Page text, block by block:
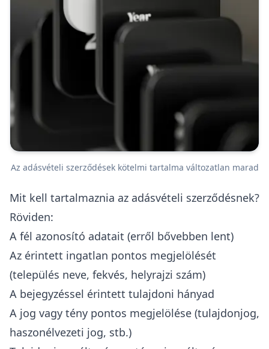
Az adásvételi szerződések kötelmi tartalma változatlan marad
Mit kell tartalmaznia az adásvételi szerződésnek?
Röviden:
A fél azonosító adatait (erről bővebben lent)
Az érintett ingatlan pontos megjelölését
(település neve, fekvés, helyrajzi szám)
A bejegyzéssel érintett tulajdoni hányad
A jog vagy tény pontos megjelölése (tulajdonjog,
haszonélvezeti jog, stb.)